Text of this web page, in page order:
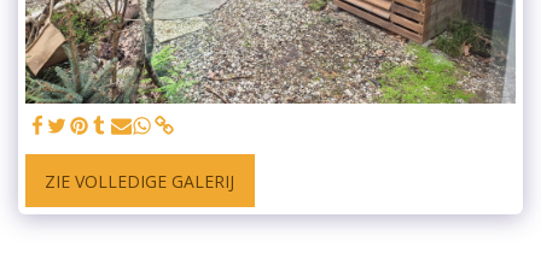
ZIE VOLLEDIGE GALERIJ